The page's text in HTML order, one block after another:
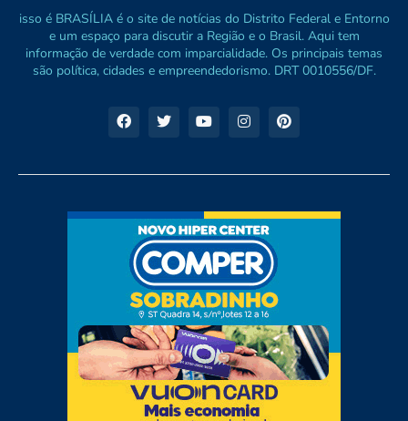
isso é BRASÍLIA é o site de notícias do Distrito Federal e Entorno
e um espaço para discutir a Região e o Brasil. Aqui tem
informação de verdade com imparcialidade. Os principais temas
são política, cidades e empreendedorismo. DRT 0010556/DF.